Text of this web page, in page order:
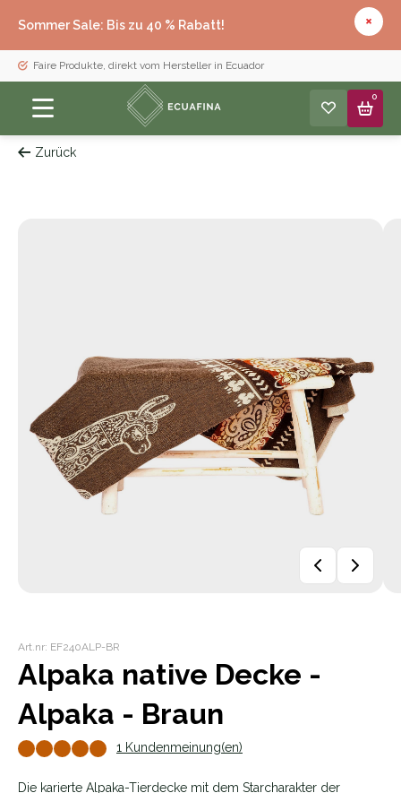
Sommer Sale: Bis zu 40 % Rabatt!
Faire Produkte, direkt vom Hersteller in Ecuador
0
Zurück
Art.nr: EF240ALP-BR
Alpaka native Decke -
Alpaka - Braun
1 Kundenmeinung(en)
Die karierte Alpaka-Tierdecke mit dem Starcharakter der